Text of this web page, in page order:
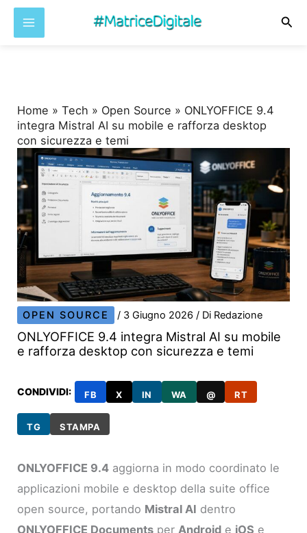
Home »Tech » Open Source » ONLYOFFICE 9.4
integra Mistral AI su mobile e rafforza desktop
con sicurezza e temi
OPEN SOURCE / 3 Giugno 2026/ Di Redazione
ONLYOFFICE 9.4 integra Mistral AI su mobile
e rafforza desktop con sicurezza e temi
CONDIVIDI: FB X IN WA @ RT
TG STAMPA
ONLYOFFICE 9.4 aggiorna in modo coordinato le
applicazioni mobile e desktop della suite office
open source, portando Mistral AI dentro
ONLYOFFICE Documents per Android e iOS e